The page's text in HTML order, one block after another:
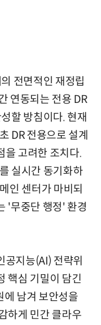
전면적인 재정립
연동되는 전용 DR
할 방침이다. 현재
DR 전용으로 설계
을 고려한 조치다.
실시간 동기화하
인 센터가 마비되
'무중단 행정' 환경
공지능(AI) 전략위
핵심 기밀이 담긴
에 남겨 보안성을
하게 민간 클라우